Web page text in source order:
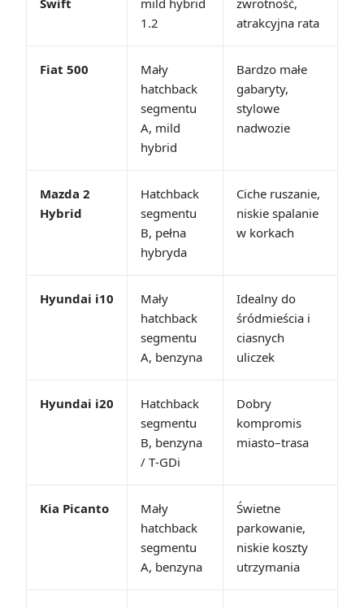
Swift
mild hybrid
1.2
zwrotność,
atrakcyjna rata
Fiat 500
Mały
hatchback
segmentu
A, mild
hybrid
Bardzo małe
gabaryty,
stylowe
nadwozie
Mazda 2
Hybrid
Hatchback
segmentu
B, pełna
hybryda
Ciche ruszanie,
niskie spalanie
w korkach
Hyundai i10
Mały
hatchback
segmentu
A, benzyna
Idealny do
śródmieścia i
ciasnych
uliczek
Hyundai i20
Hatchback
segmentu
B, benzyna
/ T‑GDi
Dobry
kompromis
miasto–trasa
Kia Picanto
Mały
hatchback
segmentu
A, benzyna
Świetne
parkowanie,
niskie koszty
utrzymania